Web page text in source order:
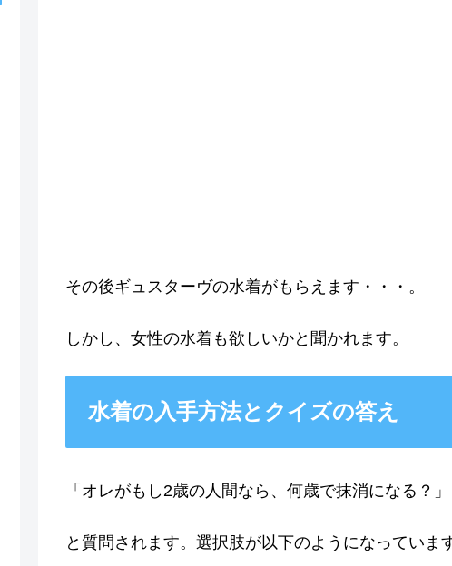
その後ギュスターヴの水着がもらえます・・・。
しかし、女性の水着も欲しいかと聞かれます。
水着の入手方法とクイズの答え
「オレがもし2歳の人間なら、何歳で抹消になる？」
と質問されます。選択肢が以下のようになっていま